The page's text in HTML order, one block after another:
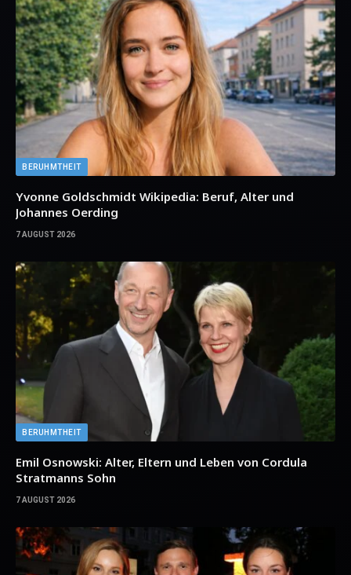
BERUHMTHEIT
Yvonne Goldschmidt Wikipedia: Beruf, Alter und
Johannes Oerding
7 AUGUST 2026
BERUHMTHEIT
Emil Osnowski: Alter, Eltern und Leben von Cordula
Stratmanns Sohn
7 AUGUST 2026